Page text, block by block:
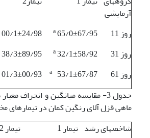
آزمایشی
روز 11 65/0±67/95
a
00/1±24/98
روز 31
32/1±58/92
a
38/3±89/95
روز 61
a 53/1±67/87
01/3±00/93
جدول 3- مقایسه میانگین و انحراف
ماهی قزل آلای رنگین کمان در تیمارهای
شاخصهای رشد تیمار 1 تیمار 2